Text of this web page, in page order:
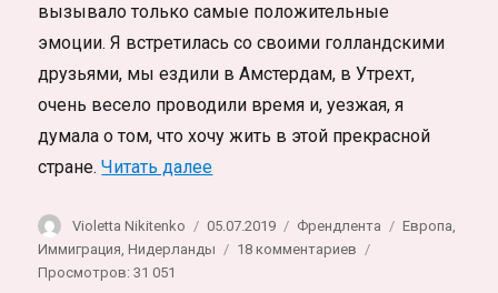
вызывало только самые положительные
эмоции. Я встретилась со своими голландскими
друзьями, мы ездили в Амстердам, в Утрехт,
очень весело проводили время и, уезжая, я
думала о том, что хочу жить в этой прекрасной
стране.Читать далее«Про иммиграцию и жизнь в
Автор
Violetta Nikitenko Опубликовано
05.07.2019 Рубрики
Френдлента Метки
Европа,
Иммиграция,Нидерланды 18 комментариев
Просмотров: 31 051